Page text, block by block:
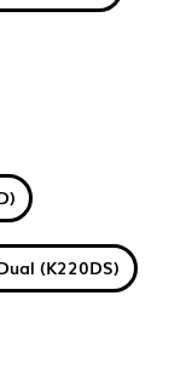
(K220DS)